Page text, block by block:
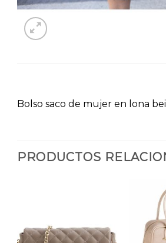
Bolso saco de mujer en lona
PRODUCTOS